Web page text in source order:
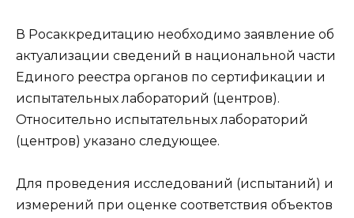
В Росаккредитацию необходимо заявление об
актуализации сведений в национальной части
Единого реестра органов по сертификации и
испытательных лабораторий (центров).
Относительно испытательных лабораторий
(центров) указано следующее.
Для проведения исследований (испытаний) и
измерений при оценке соответствия объектов